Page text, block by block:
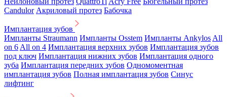
Candulor Акриловый протез Бабочка
Имплантация зубов
Импланты Straumann Импланты Osstem Импланты Ankylos All
on 6 All on 4 Имплантация верхних зубов Имплантация зубов
под ключ Имплантация нижних зубов Имплантация одного
зуба Имплантация передних зубов Одномоментная
имплантация зубов Полная имплантация зубов Синус
лифтинг